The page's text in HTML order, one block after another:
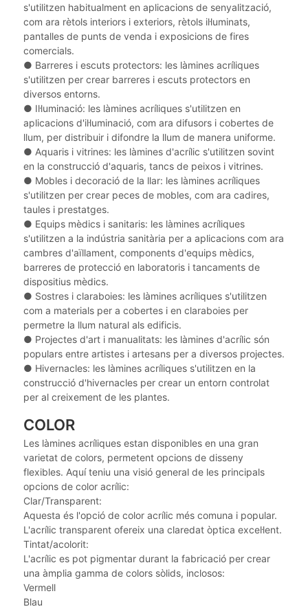
s'utilitzen habitualment en aplicacions de senyalització,
com ara rètols interiors i exteriors, rètols il·luminats,
pantalles de punts de venda i exposicions de fires
comercials.
● Barreres i escuts protectors: les làmines acríliques
s'utilitzen per crear barreres i escuts protectors en
diversos entorns.
● Il·luminació: les làmines acríliques s'utilitzen en
aplicacions d'il·luminació, com ara difusors i cobertes de
llum, per distribuir i difondre la llum de manera uniforme.
● Aquaris i vitrines: les làmines d'acrílic s'utilitzen sovint
en la construcció d'aquaris, tancs de peixos i vitrines.
● Mobles i decoració de la llar: les làmines acríliques
s'utilitzen per crear peces de mobles, com ara cadires,
taules i prestatges.
● Equips mèdics i sanitaris: les làmines acríliques
s'utilitzen a la indústria sanitària per a aplicacions com ara
cambres d'aïllament, components d'equips mèdics,
barreres de protecció en laboratoris i tancaments de
dispositius mèdics.
● Sostres i claraboies: les làmines acríliques s'utilitzen
com a materials per a cobertes i en claraboies per
permetre la llum natural als edificis.
● Projectes d'art i manualitats: les làmines d'acrílic són
populars entre artistes i artesans per a diversos projectes.
● Hivernacles: les làmines acríliques s'utilitzen en la
construcció d'hivernacles per crear un entorn controlat
per al creixement de les plantes.
COLOR
Les làmines acríliques estan disponibles en una gran
varietat de colors, permetent opcions de disseny
flexibles. Aquí teniu una visió general de les principals
opcions de color acrílic:
Clar/Transparent:
Aquesta és l'opció de color acrílic més comuna i popular.
L'acrílic transparent ofereix una claredat òptica excel·lent.
Tintat/acolorit:
L'acrílic es pot pigmentar durant la fabricació per crear
una àmplia gamma de colors sòlids, inclosos:
Vermell
Blau